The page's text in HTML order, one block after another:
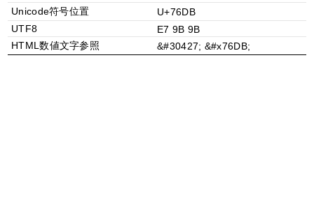
Unicode符号位置
U+76DB
UTF8
E7 9B 9B
HTML数値文字参照
&#30427; &#x76DB;